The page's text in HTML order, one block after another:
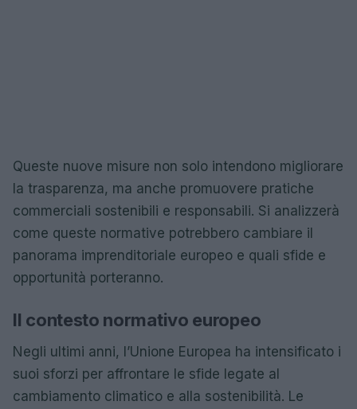
Queste nuove misure non solo intendono migliorare
la trasparenza, ma anche promuovere pratiche
commerciali sostenibili e responsabili. Si analizzerà
come queste normative potrebbero cambiare il
panorama imprenditoriale europeo e quali sfide e
opportunità porteranno.
Il contesto normativo europeo
Negli ultimi anni, l’Unione Europea ha intensificato i
suoi sforzi per affrontare le sfide legate al
cambiamento climatico e alla sostenibilità. Le